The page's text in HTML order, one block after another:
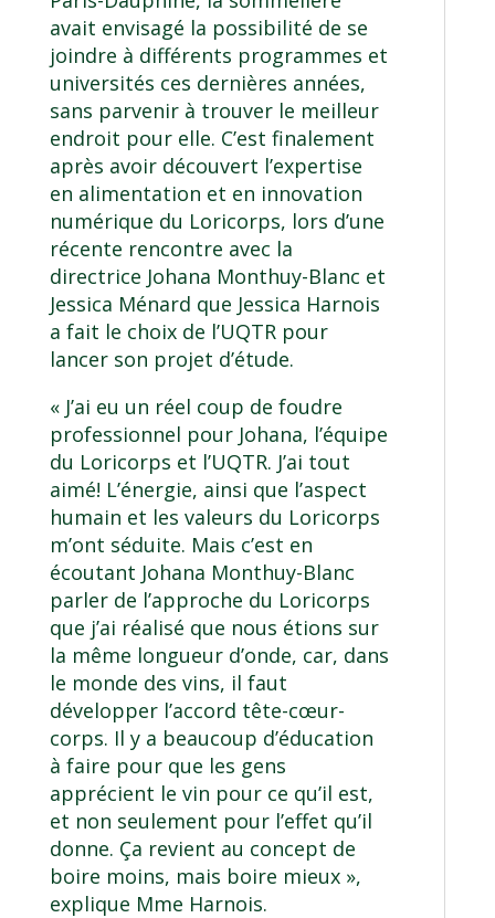
avait envisagé la possibilité de se
joindre à différents programmes et
universités ces dernières années,
sans parvenir à trouver le meilleur
endroit pour elle. C’est finalement
après avoir découvert l’expertise
en alimentation et en innovation
numérique du Loricorps, lors d’une
récente rencontre avec la
directrice Johana Monthuy-Blanc et
Jessica Ménard que Jessica Harnois
a fait le choix de l’UQTR pour
lancer son projet d’étude.
« J’ai eu un réel coup de foudre
professionnel pour Johana, l’équipe
du Loricorps et l’UQTR. J’ai tout
aimé! L’énergie, ainsi que l’aspect
humain et les valeurs du Loricorps
m’ont séduite. Mais c’est en
écoutant Johana Monthuy-Blanc
parler de l’approche du Loricorps
que j’ai réalisé que nous étions sur
la même longueur d’onde, car, dans
le monde des vins, il faut
développer l’accord tête-cœur-
corps. Il y a beaucoup d’éducation
à faire pour que les gens
apprécient le vin pour ce qu’il est,
et non seulement pour l’effet qu’il
donne. Ça revient au concept de
boire moins, mais boire mieux »,
explique Mme Harnois.